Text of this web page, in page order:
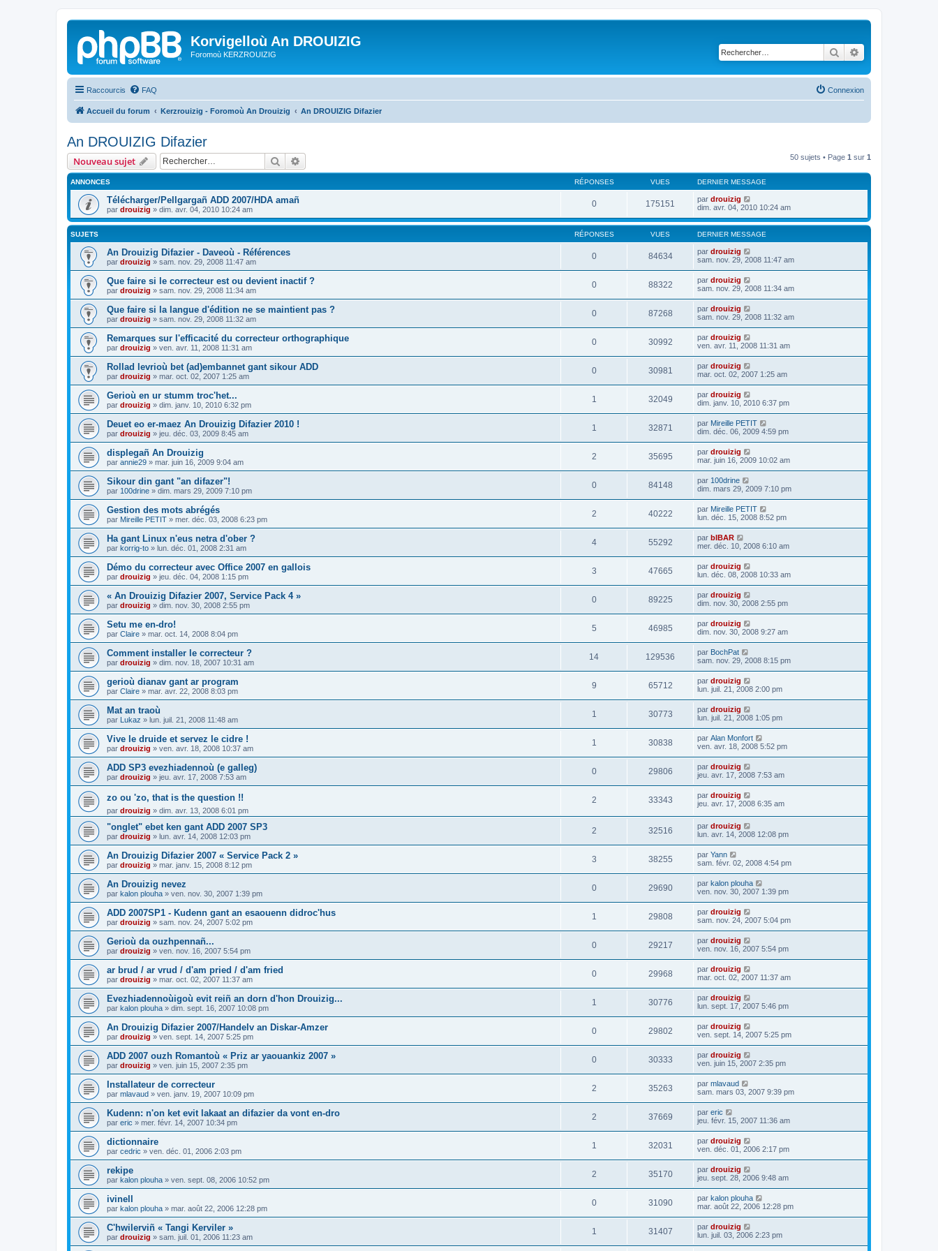
Korvigelloù An DROUIZIG
Foromoù KERZROUIZIG Rechercher
Raccourcis FAQ Connexion
Accueil du forum Kerzrouizig - Foromoù An Drouizig An DROUIZIG Difazier
An DROUIZIG Difazier
Nouveau sujet Rechercher 50 sujets • Page 1 sur 1
ANNONCES RÉPONSES VUES DERNIER MESSAGE
Télécharger/Pellgargañ ADD 2007/HDA amañ
par drouizig » dim. avr. 04, 2010 10:24 am
0 175151 par drouizig
dim. avr. 04, 2010 10:24 am
SUJETS RÉPONSES VUES DERNIER MESSAGE
An Drouizig Difazier - Daveoù - Références
par drouizig » sam. nov. 29, 2008 11:47 am
0 84634 par drouizig
sam. nov. 29, 2008 11:47 am
Que faire si le correcteur est ou devient inactif ?
par drouizig » sam. nov. 29, 2008 11:34 am
0 88322 par drouizig
sam. nov. 29, 2008 11:34 am
Que faire si la langue d'édition ne se maintient pas ?
par drouizig » sam. nov. 29, 2008 11:32 am
0 87268 par drouizig
sam. nov. 29, 2008 11:32 am
Remarques sur l'efficacité du correcteur orthographique
par drouizig » ven. avr. 11, 2008 11:31 am
0 30992 par drouizig
ven. avr. 11, 2008 11:31 am
Rollad levrioù bet (ad)embannet gant sikour ADD
par drouizig » mar. oct. 02, 2007 1:25 am
0 30981 par drouizig
mar. oct. 02, 2007 1:25 am
Gerioù en ur stumm troc'het...
par drouizig » dim. janv. 10, 2010 6:32 pm
1 32049 par drouizig
dim. janv. 10, 2010 6:37 pm
Deuet eo er-maez An Drouizig Difazier 2010 !
par drouizig » jeu. déc. 03, 2009 8:45 am
1 32871 par Mireille PETIT
dim. déc. 06, 2009 4:59 pm
displegañ An Drouizig
par annie29 » mar. juin 16, 2009 9:04 am
2 35695 par drouizig
mar. juin 16, 2009 10:02 am
Sikour din gant "an difazer"!
par 100drine » dim. mars 29, 2009 7:10 pm
0 84148 par 100drine
dim. mars 29, 2009 7:10 pm
Gestion des mots abrégés
par Mireille PETIT » mer. déc. 03, 2008 6:23 pm
2 40222 par Mireille PETIT
lun. déc. 15, 2008 8:52 pm
Ha gant Linux n'eus netra d'ober ?
par korrig-to » lun. déc. 01, 2008 2:31 am
4 55292 par bIBAR
mer. déc. 10, 2008 6:10 am
Démo du correcteur avec Office 2007 en gallois
par drouizig » jeu. déc. 04, 2008 1:15 pm
3 47665 par drouizig
lun. déc. 08, 2008 10:33 am
« An Drouizig Difazier 2007, Service Pack 4 »
par drouizig » dim. nov. 30, 2008 2:55 pm
0 89225 par drouizig
dim. nov. 30, 2008 2:55 pm
Setu me en-dro!
par Claire » mar. oct. 14, 2008 8:04 pm
5 46985 par drouizig
dim. nov. 30, 2008 9:27 am
Comment installer le correcteur ?
par drouizig » dim. nov. 18, 2007 10:31 am
14 129536 par BochPat
sam. nov. 29, 2008 8:15 pm
gerioù dianav gant ar program
par Claire » mar. avr. 22, 2008 8:03 pm
9 65712 par drouizig
lun. juil. 21, 2008 2:00 pm
Mat an traoù
par Lukaz » lun. juil. 21, 2008 11:48 am
1 30773 par drouizig
lun. juil. 21, 2008 1:05 pm
Vive le druide et servez le cidre !
par drouizig » ven. avr. 18, 2008 10:37 am
1 30838 par Alan Monfort
ven. avr. 18, 2008 5:52 pm
ADD SP3 evezhiadennoù (e galleg)
par drouizig » jeu. avr. 17, 2008 7:53 am
0 29806 par drouizig
jeu. avr. 17, 2008 7:53 am
zo ou 'zo, that is the question !!
par drouizig » dim. avr. 13, 2008 6:01 pm
2 33343 par drouizig
jeu. avr. 17, 2008 6:35 am
"onglet" ebet ken gant ADD 2007 SP3
par drouizig » lun. avr. 14, 2008 12:03 pm
2 32516 par drouizig
lun. avr. 14, 2008 12:08 pm
An Drouizig Difazier 2007 « Service Pack 2 »
par drouizig » mar. janv. 15, 2008 8:12 pm
3 38255 par Yann
sam. févr. 02, 2008 4:54 pm
An Drouizig nevez
par kalon plouha » ven. nov. 30, 2007 1:39 pm
0 29690 par kalon plouha
ven. nov. 30, 2007 1:39 pm
ADD 2007SP1 - Kudenn gant an esaouenn didroc'hus
par drouizig » sam. nov. 24, 2007 5:02 pm
1 29808 par drouizig
sam. nov. 24, 2007 5:04 pm
Gerioù da ouzhpennañ...
par drouizig » ven. nov. 16, 2007 5:54 pm
0 29217 par drouizig
ven. nov. 16, 2007 5:54 pm
ar brud / ar vrud / d'am pried / d'am fried
par drouizig » mar. oct. 02, 2007 11:37 am
0 29968 par drouizig
mar. oct. 02, 2007 11:37 am
Evezhiadennoùigoù evit reiñ an dorn d'hon Drouizig...
par kalon plouha » dim. sept. 16, 2007 10:08 pm
1 30776 par drouizig
lun. sept. 17, 2007 5:46 pm
An Drouizig Difazier 2007/Handelv an Diskar-Amzer
par drouizig » ven. sept. 14, 2007 5:25 pm
0 29802 par drouizig
ven. sept. 14, 2007 5:25 pm
ADD 2007 ouzh Romantoù « Priz ar yaouankiz 2007 »
par drouizig » ven. juin 15, 2007 2:35 pm
0 30333 par drouizig
ven. juin 15, 2007 2:35 pm
Installateur de correcteur
par mlavaud » ven. janv. 19, 2007 10:09 pm
2 35263 par mlavaud
sam. mars 03, 2007 9:39 pm
Kudenn: n'on ket evit lakaat an difazier da vont en-dro
par eric » mer. févr. 14, 2007 10:34 pm
2 37669 par eric
jeu. févr. 15, 2007 11:36 am
dictionnaire
par cedric » ven. déc. 01, 2006 2:03 pm
1 32031 par drouizig
ven. déc. 01, 2006 2:17 pm
rekipe
par kalon plouha » ven. sept. 08, 2006 10:52 pm
2 35170 par drouizig
jeu. sept. 28, 2006 9:48 am
ivinell
par kalon plouha » mar. août 22, 2006 12:28 pm
0 31090 par kalon plouha
mar. août 22, 2006 12:28 pm
C'hwilerviñ « Tangi Kerviler »
par drouizig » sam. juil. 01, 2006 11:23 am
1 31407 par drouizig
lun. juil. 03, 2006 2:23 pm